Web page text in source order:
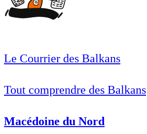
Le Courrier des Balkans
Tout comprendre des Balkans
Macédoine du Nord